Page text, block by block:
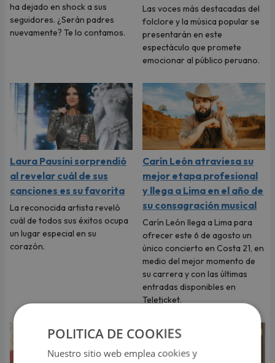
ha dejado en shock a sus
seguidores. ¿Serán padres
nuevamente? Te lo contamos.
Las voces más destacadas del
folclore y la música popular se
presentarán en este
espectáculo que promete
emocionar al público peruano.
Laura Pausini sorprendió
al revelar cuál de sus
canciones es su favorita
La reconocida artista reveló
cuál de todos sus éxitos ocupa
un lugar especial en su
corazón.
Carín León atraviesa su
mejor etapa profesional
y llega a Lima en el año de
su consagración musical
Carín León llega a Lima para
ofrecer este 6 de agosto un
único concierto en Costa 21, en
medio del mejor momento de
su carrera y con las últimas
entradas disponibles en
Teleticket.
POLITICA DE COOKIES
Nuestro sitio web emplea cookies y